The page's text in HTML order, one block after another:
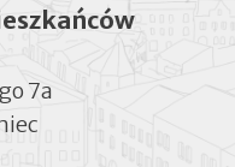
7a